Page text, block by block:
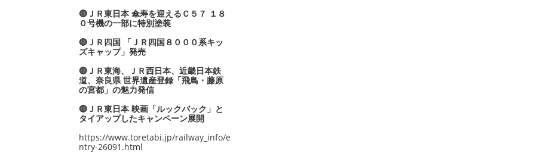
🔴ＪＲ東日本 傘寿を迎えるＣ５７ １８
０号機の一部に特別塗装
🔴ＪＲ四国 「ＪＲ四国８０００系キッ
ズキャップ」発売
🔴ＪＲ東海、ＪＲ西日本、近畿日本鉄
道、奈良県 世界遺産登録「飛鳥・藤原
の宮都」の魅力発信
🔴ＪＲ東日本 映画「ルックバック」と
タイアップしたキャンペーン展開
https://www.toretabi.jp/railway_info/e
ntry-26091.html